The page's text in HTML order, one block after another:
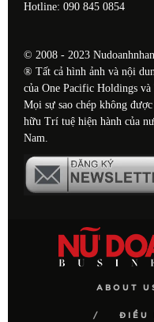
Hotline: 090 845 0854
© 2008 - 2023
® Tất cả hình ảnh và nội
của One Pacific Holdings
Mọi sự sao chép không
hữu Trí tuệ hiện hành của
Nam.
ABOUT
ĐIỀU